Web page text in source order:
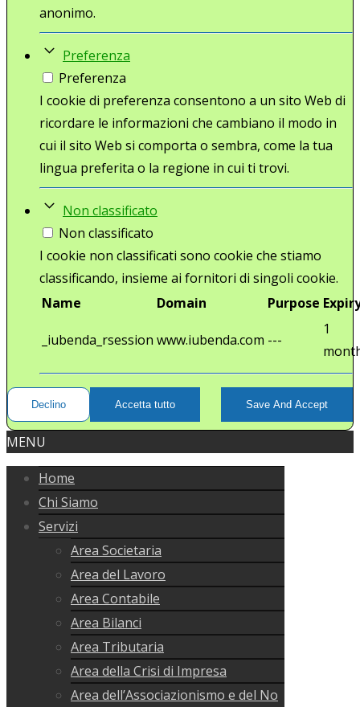
anonimo.
Preferenza
Preferenza
I cookie di preferenza consentono a un sito Web di
ricordare le informazioni che cambiano il modo in
cui il sito Web si comporta o sembra, come la tua
lingua preferita o la regione in cui ti trovi.
Non classificato
Non classificato
I cookie non classificati sono cookie che stiamo
classificando, insieme ai fornitori di singoli cookie.
Name
Domain Purpose
_iubenda_rsession www.iubenda.com ---
1
Declino Accetta tutto Save And Accept
MENU
Home
Chi Siamo
Servizi
Area Societaria
Area del Lavoro
Area Contabile
Area Bilanci
Area Tributaria
Area della Crisi di Impresa
Area dell’Associazionismo e del No